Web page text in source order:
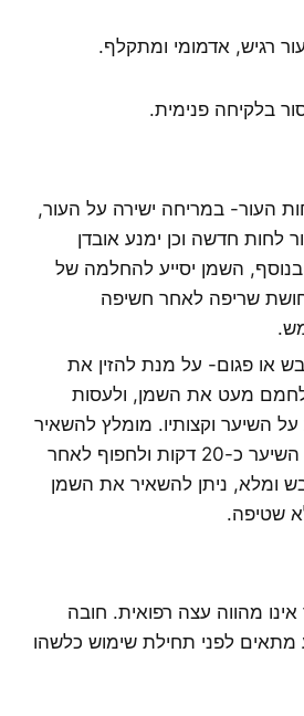
רגיש, אדמומי ומתקלף.
בלקיחה פנימית.
העור- במריחה ישירה על העור,
לחות חדשה וכן ימנע אובדן
השמן יסייע להחלמה של
שריפה לאחר חשיפה
או פגום- על מנת להזין את
לחמם מעט את השמן, ולעסות
על השיער וקצותיו. מומלץ להשאיר
את השמן על השיער כ-20 דקות ולחפוף לאחר
ומלא, ניתן להשאיר את השמן
שטיפה.
מהווה עצה רפואית. חובה
מתאים לפני תחילת שימוש כלשהו